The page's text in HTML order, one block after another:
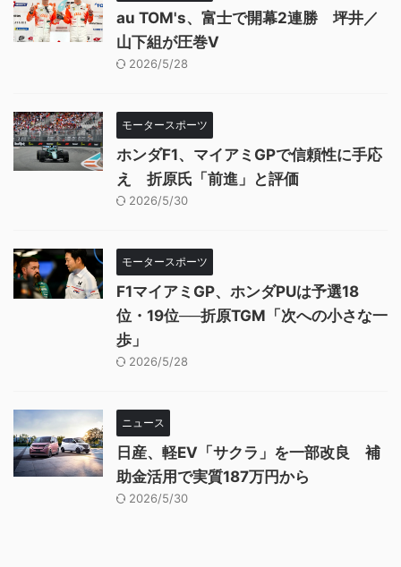
au TOM's、富士で開幕2連勝 坪井／
山下組が圧巻V
2026/5/28
モータースポーツ
ホンダF1、マイアミGPで信頼性に手応
え 折原氏「前進」と評価
2026/5/30
モータースポーツ
F1マイアミGP、ホンダPUは予選18
位・19位──折原TGM「次への小さな一
歩」
2026/5/28
ニュース
日産、軽EV「サクラ」を一部改良 補
助金活用で実質187万円から
2026/5/30